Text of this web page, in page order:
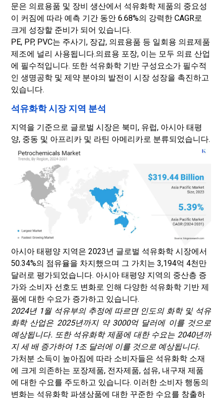
문은 의료용품 및 장비 생산에서 석유화학 제품의 중요성
이 커짐에 따라 예측 기간 동안 6.68%의 강력한 CAGR로
크게 성장할 준비가 되어 있습니다.
PE, PP, PVC는 주사기, 장갑, 의료용품 등 일회용 의료제품
제조에 널리 사용됩니다.의료용 포장, 이는 모두 의료 산업
에 필수적입니다. 또한 석유화학 기반 구성요소가 필수적
인 생명공학 및 제약 분야의 발전이 시장 성장을 촉진하고
있습니다.
석유화학 시장 지역 분석
지역을 기준으로 글로벌 시장은 북미, 유럽, 아시아 태평
양, 중동 및 아프리카 및 라틴 아메리카로 분류되었습니다.
아시아 태평양 지역은 2023년 글로벌 석유화학 시장에서
50.34%의 점유율을 차지했으며 그 가치는 3,194억 4천만
달러로 평가되었습니다. 아시아 태평양 지역의 중산층 증
가와 소비자 선호도 변화로 인해 다양한 석유화학 기반 제
품에 대한 수요가 증가하고 있습니다.
2024년 1월 석유부의 추정에 따르면 인도의 화학 및 석유
화학 산업은 2025년까지 약 3000억 달러에 이를 것으로
예상됩니다. 또한 석유화학 제품에 대한 수요는 2040년까
지 세 배 증가하여 1조 달러에 이를 것으로 예상됩니다.
가처분 소득이 높아짐에 따라 소비자들은 석유화학 소재
에 크게 의존하는 포장제품, 전자제품, 섬유, 내구재 제품
에 대한 수요를 주도하고 있습니다. 이러한 소비자 행동의
변화는 석유화학 파생상품에 대한 꾸준한 수요를 창출하